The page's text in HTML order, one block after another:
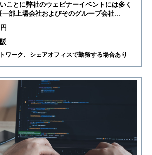
ことに弊社のウェビナーイベントには多く
部上場会社およびそのグループ会社...
ワーク、シェアオフィスで勤務する場合あり